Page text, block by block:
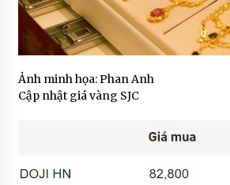
Ảnh minh họa: Phan Anh
Cập nhật giá vàng SJC